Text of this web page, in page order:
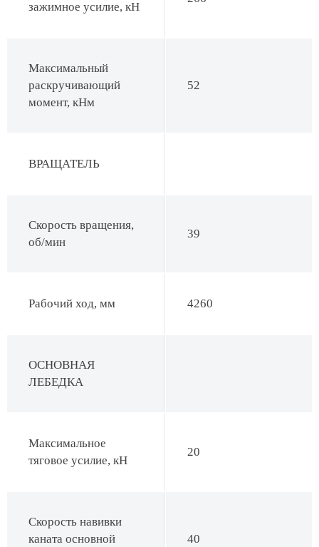
зажимное усилие, кН
Максимальный
раскручивающий
момент, кНм
52
ВРАЩАТЕЛЬ
Скорость вращения,
об/мин
39
Рабочий ход, мм 4260
ОСНОВНАЯ
ЛЕБЕДКА
Максимальное
тяговое усилие, кН
20
Скорость навивки
каната основной
40